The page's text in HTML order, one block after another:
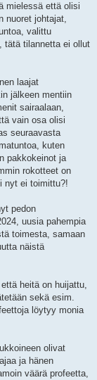
mielessä että olisi
nuoret johtajat,
valittu
tätä tilannetta ei ollut
laajat
jälkeen mentiin
sairaalaan,
vain osa olisi
seuraavasta
kuten
pakkokeinot ja
rokotteet on
nyt ei toimittu?!
pedon
uusia pahempia
toimesta, samaan
näistä
heitä on huijattu,
sekä esim.
löytyy monia
olivat
ja hänen
väärä profeetta,